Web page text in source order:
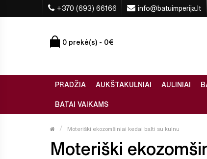
+370 (693) 66166 info@batuimperija.lt
0 prekė(s) - 0€
PRADŽIA AUKŠTAKULNIAI AULINIAI
BATAI VAIKAMS
Moteriški ekozomšiniai kedai balti su kulnu
Moteriški